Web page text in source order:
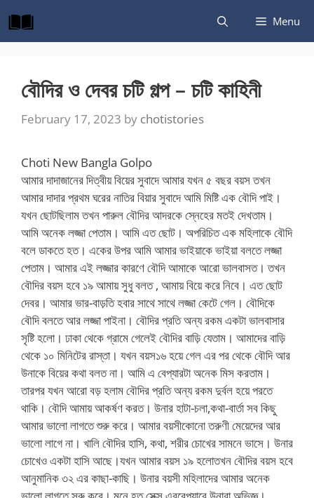
to
content
Menu
বৌদির ও দেবর চটি গল্প – চটি কাহিনী
February 17, 2023 by chotistories
Choti New Bangla Golpo
আমার দাদাজানের দিত্বীয় বিয়ের সুবাদে আমার যখন ৫ বছর বয়স তখন
আমার দাদার প্রথম ঘরের নাতির বিয়ার সুবাদে আমি মিষ্টি এক বৌদি পাই।
যখন ছোটছিলাম তখন পারুল বৌদির আদরকে স্নেহের মতই দেখতাম।
আমি অনেক লজ্জা পেতাম। আমি এত ছোট। অপরিচিত এক মহিলাকে বৌদি
বলে ডাকতে হত। একের উপর আমি আমার ভাইয়াকে ভাইয়া বলতে লজ্জা
পেতাম। আমার এই লজ্জার কারণে বৌদি আমাকে আরো ভালবাসত। তখন
বৌদির বয়স হবে ১৯ আমায় সুধু বলত , আমায় বিয়ে করে নিবে। এত ছোট
দেবর। আমার ভার-বাড়তি হবার সাথে সাথে লজ্জা কেটে গেল। বৌদিকে
বৌদি বলতে আর লজ্জা পাইনা। বৌদির প্রতি অন্য রকম একটা ভালবাসার
সৃষ্টি হলো। ঢাকা থেকে গ্রামে গেলেই বৌদির বাড়ি যেতাম। আমাদের বাড়ি
থেকে ১০ মিনিটের রাস্তা। যখন বয়স১৬ হয়ে গেল এর পর থেকে বৌদি আর
উনাকে বিয়ের কথা বলত না। আমি এ বেপ্যারটা অনেক মিস করতাম।
তারপর যখন আরো বড় হলাম বৌদির প্রতি অন্য রকম দুর্বল হয়ে পরতে
থাকি। বৌদি আমায় আকর্ষণ করত। উনার হাটা-চলা,কথা-বার্তা সব কিছু
আমার ভালো লাগতে শুরু করে। আমার বয়সীকোনো তরুণী মেয়েদের আর
ভালো লাগে না। খালি বৌদির হাসি, কথা, শরীর চোখের সামনে ভাসে। উনার
চোখেও একটা হাসি আছে।যখন আমার বয়স ১৯ হলোতখন বৌদির বয়স হবে
আনুমানিক ৩২ এর কাছা-কাছি। উনার বয়সী মহিলাদের আমার অনেক